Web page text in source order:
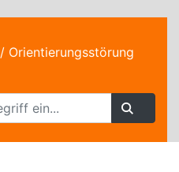
/ Orientierungsstörung